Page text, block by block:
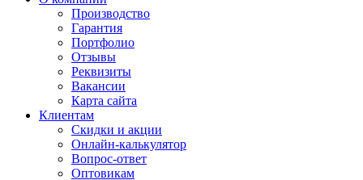
Производство
Гарантия
Портфолио
Отзывы
Реквизиты
Вакансии
Карта сайта
Клиентам
Скидки и акции
Онлайн-калькулятор
Вопрос-ответ
Оптовикам